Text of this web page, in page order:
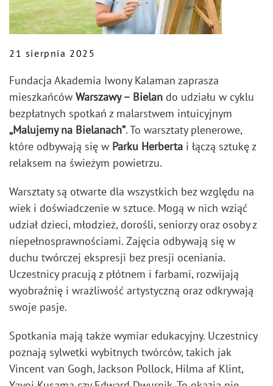
21 sierpnia 2025
Fundacja Akademia Iwony Kalaman zaprasza
mieszkańców Warszawy – Bielan do udziału w cyklu
bezpłatnych spotkań z malarstwem intuicyjnym
„Malujemy na Bielanach”. To warsztaty plenerowe,
które odbywają się w Parku Herberta i łączą sztukę z
relaksem na świeżym powietrzu.
Warsztaty są otwarte dla wszystkich bez względu na
wiek i doświadczenie w sztuce. Mogą w nich wziąć
udział dzieci, młodzież, dorośli, seniorzy oraz osoby z
niepełnosprawnościami. Zajęcia odbywają się w
duchu twórczej ekspresji bez presji oceniania.
Uczestnicy pracują z płótnem i farbami, rozwijają
wyobraźnię i wrażliwość artystyczną oraz odkrywają
swoje pasje.
Spotkania mają także wymiar edukacyjny. Uczestnicy
poznają sylwetki wybitnych twórców, takich jak
Vincent van Gogh, Jackson Pollock, Hilma af Klint,